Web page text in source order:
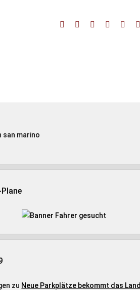
facebookthreadslinkedinyoutube
rss
zu Neue Parkplätze bekommt das Land